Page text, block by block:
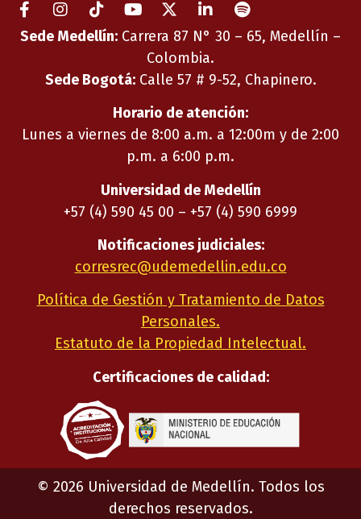
Sede Medellín: Carrera 87 N° 30 – 65, Medellín –
Colombia.
Sede Bogotá:Calle 57 # 9-52, Chapinero.
Horario de atención:
Lunes a viernes de 8:00 a.m. a 12:00m y de 2:00
p.m. a 6:00 p.m.
Universidad de Medellín
+57 (4) 590 45 00 – +57 (4) 590 6999
Notificaciones judiciales:
corresrec@udemedellin.edu.co
Política de Gestión y Tratamiento de Datos
Personales.
Estatuto de la Propiedad Intelectual.
Certificaciones de calidad:
© 2026 Universidad de Medellín. Todos los
derechos reservados.